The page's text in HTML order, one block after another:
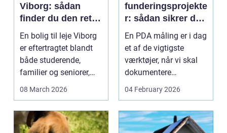
Viborg: sådan
finder du den rette
lejlighed
En bolig til leje Viborg
er eftertragtet blandt
både studerende,
familier og seniorer,
fordi b...
08 March 2026
funderingsprojekte
r: sådan sikrer du
dokumenteret
bæreevne
En PDA måling er i dag
et af de vigtigste
værktøjer, når vi skal
dokumentere
bæreevnen af pæle til
04 February 2026